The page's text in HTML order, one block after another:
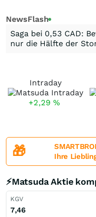
NewsFlash
Saga bei 0,53 CAD:
nur die Hälfte der
Intraday
+2,29 %
🎁
Ihre
⚡Matsuda Aktie
KGV
7,46